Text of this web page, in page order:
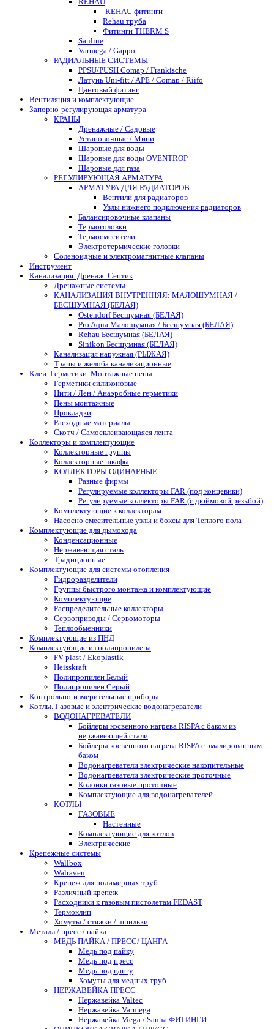
-REHAU фитинги
Rehau труба
Фитинги THERM S
Sanline
Varmega / Gappo
РАДИАЛЬНЫЕ СИСТЕМЫ
PPSU/PUSH Comap / Frankische
Латунь Uni-fitt / APE / Comap / Riifo
Цанговый фитинг
Вентиляция и комплектующие
Запорно-регулирующая арматура
КРАНЫ
Дренажные / Садовые
Установочные / Мини
Шаровые для воды
Шаровые для воды OVENTROP
Шаровые для газа
РЕГУЛИРУЮЩАЯ АРМАТУРА
АРМАТУРА ДЛЯ РАДИАТОРОВ
Вентили для радиаторов
Узлы нижнего подключения радиаторов
Балансировочные клапаны
Термоголовки
Термосмесители
Электротермические головки
Соленоидные и электромагнитные клапаны
Инструмент
Канализация. Дренаж. Септик
Дренажные системы
КАНАЛИЗАЦИЯ ВНУТРЕННЯЯ: МАЛОШУМНАЯ /
БЕСШУМНАЯ (БЕЛАЯ)
Ostendorf Бесшумная (БЕЛАЯ)
Pro Aqua Малошумная / Бесшумная (БЕЛАЯ)
Rehau Бесшумная (БЕЛАЯ)
Sinikon Бесшумная (БЕЛАЯ)
Канализация наружная (РЫЖАЯ)
Трапы и желоба канализационные
Клеи. Герметики. Монтажные пены
Герметики силиконовые
Нити / Лен / Анаэробные герметики
Пены монтажные
Прокладки
Расходные материалы
Скотч / Самосклеивающаяся лента
Коллекторы и комплектующие
Коллекторные группы
Коллекторные шкафы
КОЛЛЕКТОРЫ ОДИНАРНЫЕ
Разные фирмы
Регулируемые коллекторы FAR (под концевики)
Регулируемые коллекторы FAR (с дюймовой резьбой)
Комплектующие к коллекторам
Насосно смесительные узлы и боксы для Теплого пола
Комплектующие для дымохода
Конденсационные
Нержавеющая сталь
Традиционные
Комплектующие для системы отопления
Гидроразделители
Группы быстрого монтажа и комплектующие
Комплектующие
Распределительные коллекторы
Сервоприводы / Сервомоторы
Теплообменники
Комплектующие из ПНД
Комплектующие из полипропилена
FV-plast / Ekoplastik
Heisskraft
Полипропилен Белый
Полипропилен Серый
Контрольно-измерительные приборы
Котлы. Газовые и электрические водонагреватели
ВОДОНАГРЕВАТЕЛИ
Бойлеры косвенного нагрева RISPA с баком из
нержавеющей стали
Бойлеры косвенного нагрева RISPA с эмалированным
баком
Водонагреватели электрические накопительные
Водонагреватели электрические проточные
Колонки газовые проточные
Комплектующие для водонагревателей
КОТЛЫ
ГАЗОВЫЕ
Настенные
Комплектующие для котлов
Электрические
Крепежные системы
Wallbox
Walraven
Крепеж для полимерных труб
Различный крепеж
Расходники к газовым пистолетам FEDAST
Термоклип
Хомуты / стяжки / шпильки
Металл / пресс / пайка
МЕДЬ ПАЙКА / ПРЕСС/ ЦАНГА
Медь под пайку
Медь под пресс
Медь под цангу
Хомуты для медных труб
НЕРЖАВЕЙКА ПРЕСС
Нержавейка Valtec
Нержавейка Varmega
Нержавейка Viega / Sanha ФИТИНГИ